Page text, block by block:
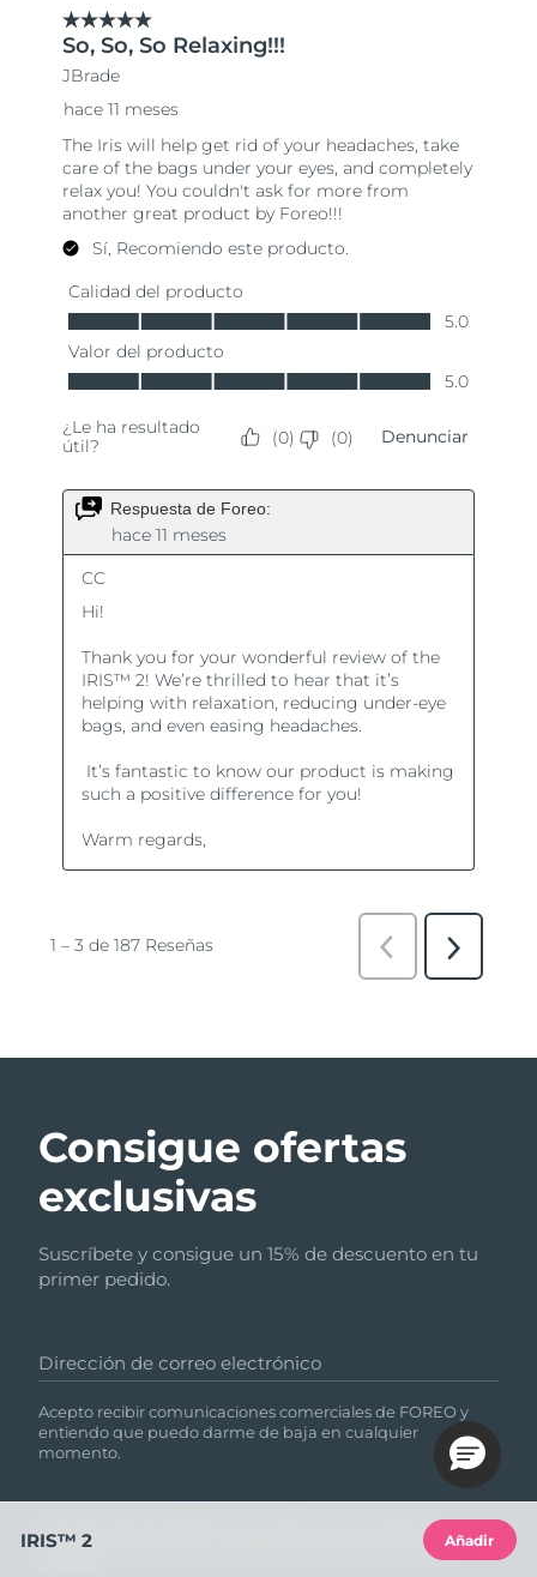
Consigue ofertas
exclusivas
Suscríbete y consigue un 15% de descuento en tu
primer pedido.
Dirección de correo electrónico
Acepto recibir comunicaciones comerciales de FOREO y
entiendo que puedo darme de baja en cualquier
momento.
Este sitio está protegido por reCAPTCHA y se aplica la
Política de privacidad
las Condiciones del servicio de
IRIS™ 2 Añadir